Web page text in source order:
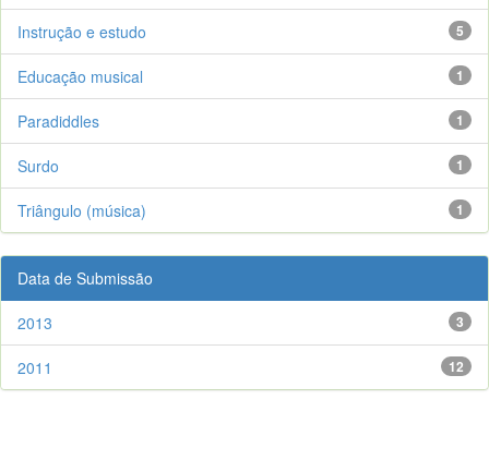
5
Instrução e estudo
1
Educação musical
1
Paradiddles
1
Surdo
1
Triângulo (música)
Data de Submissão
3
2013
12
2011